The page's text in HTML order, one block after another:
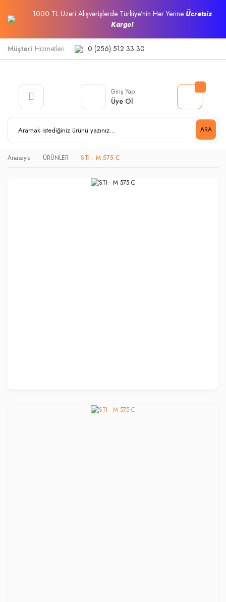
1000 TL Üzeri Alışverişlerde Türkiye'nin Her Yerine Ücretsiz
Kargo!
Müşteri Hizmetleri 0 (256) 512 33 30
ARA
Giriş Yap
Üye Ol
Anasayfa ÜRÜNLER STI - M 575 C